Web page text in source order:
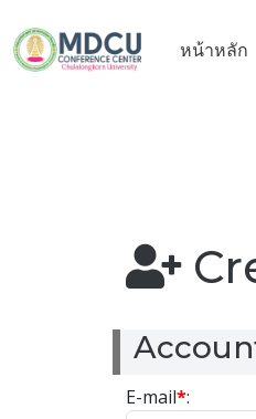
หน้าหลัก
E-mail*: